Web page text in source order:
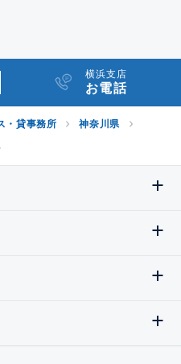
横浜支店
お電話
・貸事務所 神奈川県